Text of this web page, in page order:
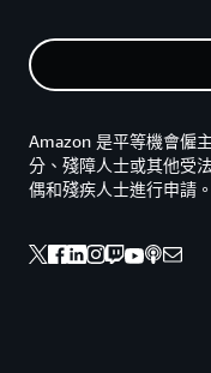
Amazon 是平等機會僱
分、殘障人士或其他受
偶和殘疾人士進行申請。